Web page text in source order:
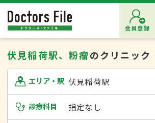
会員登録
伏見稲荷駅、粉瘤のクリニック
エリア・駅 伏見稲荷駅
診療科目 指定なし